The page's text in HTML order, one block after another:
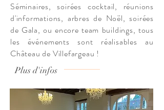
Séminaires, soirées cocktail, réunions
d'informations, arbres de Noël, soirées
de Gala, ou encore team buildings, tous
les événements sont réalisables au
Château de Villefargeau !
Plus d'infos